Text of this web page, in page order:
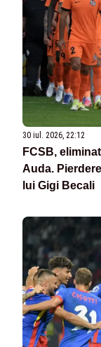
30 iul. 2026, 22:12
FCSB,
Auda.
lui Gigi Becali